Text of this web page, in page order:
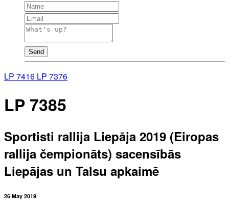
Send
LP 7416 LP 7376
LP 7385
Sportisti rallija Liepāja 2019 (Eiropas
rallija čempionāts) sacensībās
Liepājas un Talsu apkaimē
26 May 2019